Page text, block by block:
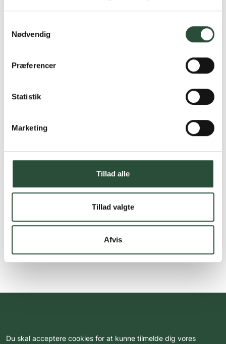
Nødvendig
Præferencer
Statistik
Marketing
Tillad alle
Tillad valgte
Afvis
produkter – altid til fast lav pris.
Læs mere om Uglecare.dk her
Du skal acceptere cookies for at kunne tilmelde dig vores